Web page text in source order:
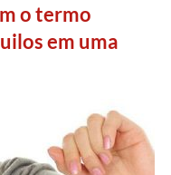
o termo
em uma